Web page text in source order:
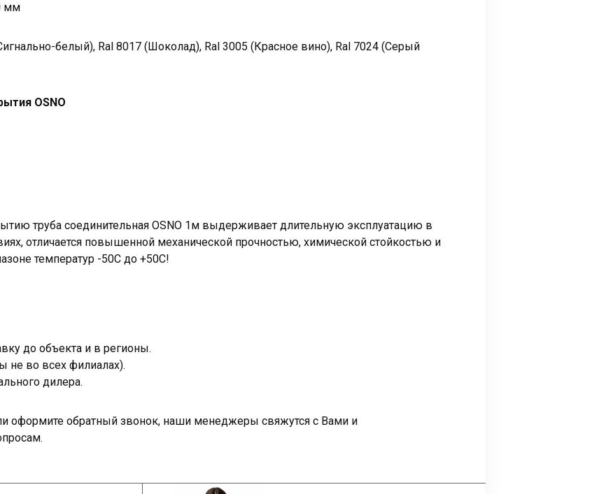
мм
белый), Ral 8017 (Шоколад), Ral 3005 (Красное вино), Ral 7024 (Серый
OSNO
труба соединительная OSNO 1м выдерживает длительную эксплуатацию в
отличается повышенной механической прочностью, химической стойкостью и
температур -50С до +50С!
до объекта и в регионы.
не во всех филиалах).
дилера.
оформите обратный звонок, наши менеджеры свяжутся с Вами и